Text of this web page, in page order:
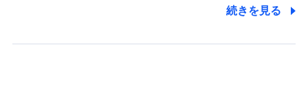
株式会社ドコモ・インシュアランス 営業部長続きを見る